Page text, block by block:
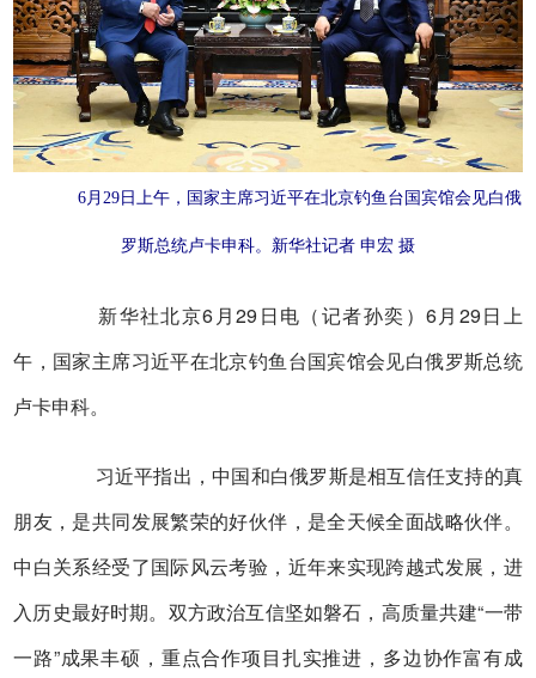
6月29日上午，国家主席习近平在北京钓鱼台国宾馆会见白俄
罗斯总统卢卡申科。新华社记者 申宏 摄
新华社北京6月29日电（记者孙奕）6月29日上
午，国家主席习近平在北京钓鱼台国宾馆会见白俄罗斯总统
卢卡申科。
习近平指出，中国和白俄罗斯是相互信任支持的真
朋友，是共同发展繁荣的好伙伴，是全天候全面战略伙伴。
中白关系经受了国际风云考验，近年来实现跨越式发展，进
入历史最好时期。双方政治互信坚如磐石，高质量共建“一带
一路”成果丰硕，重点合作项目扎实推进，多边协作富有成